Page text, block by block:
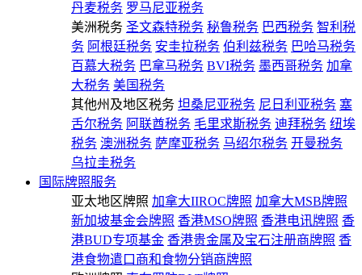
丹麦税务 罗马尼亚税务
美洲税务 圣文森特税务 秘鲁税务 巴西税务 智利税
务 阿根廷税务 安圭拉税务 伯利兹税务 巴哈马税务
百慕大税务 巴拿马税务 BVI税务 墨西哥税务 加拿
大税务 美国税务
其他州及地区税务 坦桑尼亚税务 尼日利亚税务 塞
舌尔税务 阿联酋税务 毛里求斯税务 迪拜税务 纽埃
税务 澳洲税务 萨摩亚税务 马绍尔税务 开曼税务
乌拉圭税务
国际牌照服务
亚太地区牌照 加拿大IIROC牌照 加拿大MSB牌照
新加坡基金会牌照 香港MSO牌照 香港电讯牌照 香
港BUD专项基金 香港贵金属及宝石注册商牌照 香
港食物遣口商和食物分销商牌照